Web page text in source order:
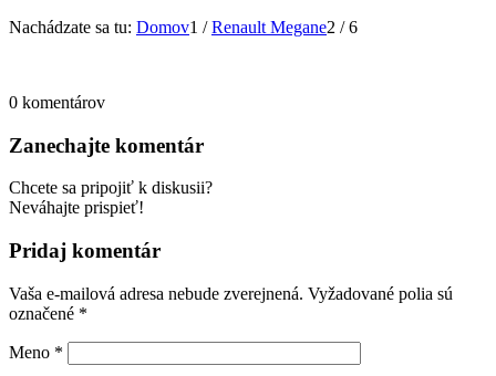
Nachádzate sa tu: Domov1 / Renault Megane2 / 6
0 komentárov
Zanechajte komentár
Chcete sa pripojiť k diskusii?
Neváhajte prispieť!
Pridaj komentár
Vaša e-mailová adresa nebude zverejnená. Vyžadované polia sú
označené *
Meno *